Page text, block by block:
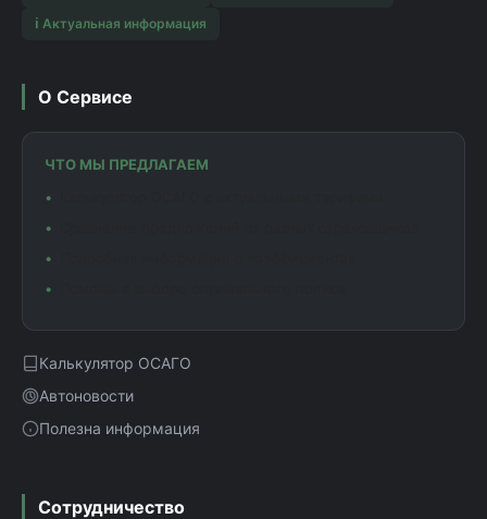
ℹ️ Актуальная информация
О Сервисе
ЧТО МЫ ПРЕДЛАГАЕМ
Калькулятор ОСАГО
Автоновости
Полезна информация
Сотрудничество